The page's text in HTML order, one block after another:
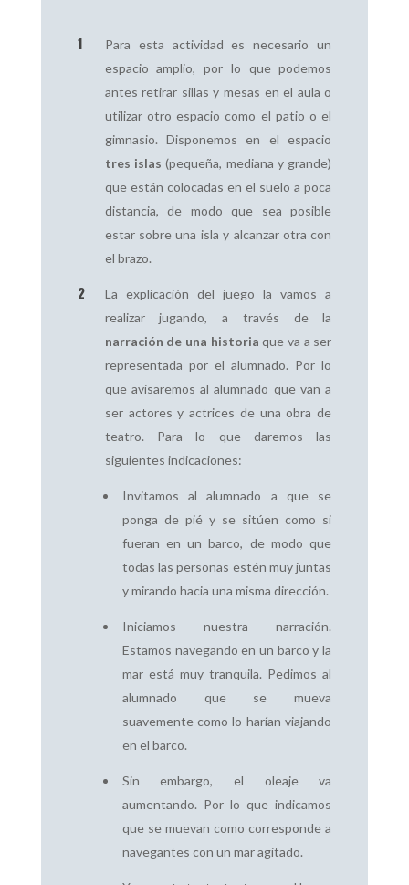
Para esta actividad es necesario un
espacio amplio, por lo que podemos
antes retirar sillas y mesas en el aula o
utilizar otro espacio como el patio o el
gimnasio. Disponemos en el espacio
tres islas (pequeña, mediana y grande)
que están colocadas en el suelo a poca
distancia, de modo que sea posible
estar sobre una isla y alcanzar otra con
el brazo.
La explicación del juego la vamos a
realizar jugando, a través de la
narración de una historia que va a ser
representada por el alumnado. Por lo
que avisaremos al alumnado que van a
ser actores y actrices de una obra de
teatro. Para lo que daremos las
siguientes indicaciones:
Invitamos al alumnado a que se
ponga de pié y se sitúen como si
fueran en un barco, de modo que
todas las personas estén muy juntas
y mirando hacia una misma dirección.
Iniciamos nuestra narración.
Estamos navegando en un barco y la
mar está muy tranquila. Pedimos al
alumnado que se mueva
suavemente como lo harían viajando
en el barco.
Sin embargo, el oleaje va
aumentando. Por lo que indicamos
que se muevan como corresponde a
navegantes con un mar agitado.